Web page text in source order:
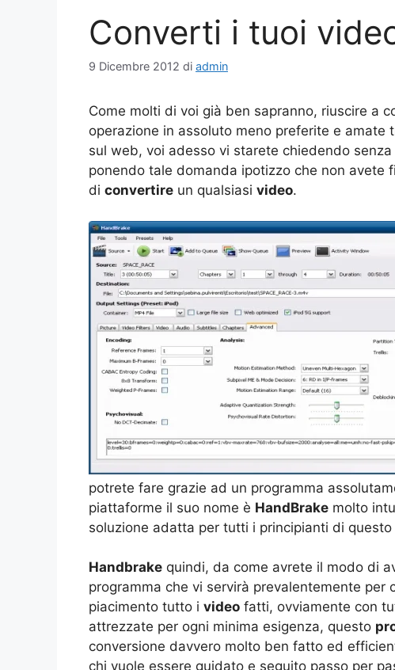
Converti i tuoi
9 Dicembre 2012 di admin
Come molti di voi già ben sapranno, riuscire a
operazione in assoluto meno preferite e
sul web, voi adesso vi starete chiedendo
ponendo tale domanda ipotizzo che non avete
di convertire un qualsiasi video.
potrete fare grazie ad un programma
piattaforme il suo nome è HandBrake molto
soluzione adatta per tutti i principianti di
Handbrake quindi, da come avrete il modo di
programma che vi servirà prevalentemente per
piacimento tutto i video fatti, ovviamente con
attrezzate per ogni minima esigenza, questo
conversione davvero molto ben fatto ed
chi vuole essere guidato e seguito passo per